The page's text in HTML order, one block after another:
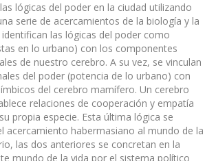
lógicas del poder en la ciudad utilizando
serie de acercamientos de la biología y la
las lógicas del poder como
en lo urbano) con los componentes
de nuestro cerebro. A su vez, se vinculan
del poder (potencia de lo urbano) con
del cerebro mamífero. Un cerebro
relaciones de cooperación y empatía
propia especie. Esta última lógica se
acercamiento habermasiano al mundo de la
las dos anteriores se concretan en la
mundo de la vida por el sistema político